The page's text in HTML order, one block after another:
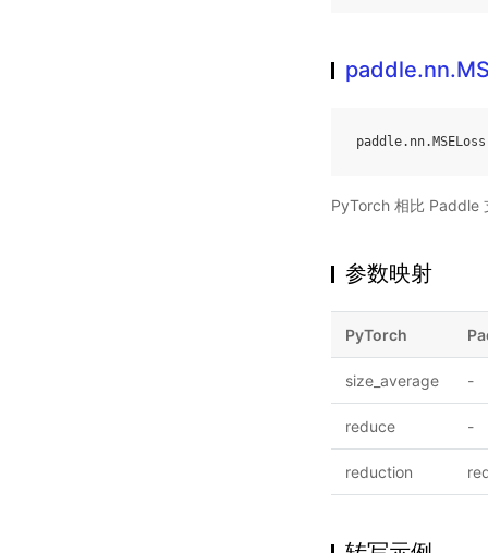
paddle. nn. MSELoss
PyTorch 相比 Paddle
参数映射
PyTorch
size_average -
reduce -
reduction